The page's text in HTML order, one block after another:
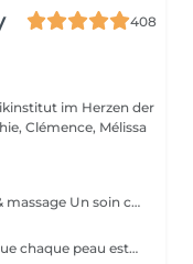
408
im Herzen der
Soin Complet Yoga Facial Rituel visage & massage Un soin complet qui associe les étapes essentielles d'un soin du visage à la puissance du Massage Yoga Facial. Après un nettoyage en profondeur, une exfoliation et un travail ciblé de la peau, le massage vient stimuler les muscles, relancer les circulations et relâcher les tensions du visage. Ce rituel se poursuit par l'application de soins adaptés afin d'hydrater, rééquilibrer et révéler l'éclat naturel de votre peau. Le visage paraît plus lisse, plus lumineux et naturellement redessiné. Un soin idéal pour celles et ceux qui souhaitent allier efficacité, relaxation et résultats visibles. Comme chaque soin chez So'Phy, le protocole est adapté en fonction des besoins de votre peau.
Analyse de peau Première visite Parce que chaque peau est unique, toute première visite commence par une analyse approfondie. Ce diagnostic permet de comprendre l'état de votre peau, ses besoins réels et les déséquilibres éventuels, afin d'adapter votre soin de manière précise et personnalisée. À l'aide d'un appareil de diagnostic et de l'expertise de votre Skin Coach, nous prenons le temps d'observer, d'échanger et de vous guider vers les solutions les plus adaptées. Ce premier rendez-vous est une étape essentielle pour vous offrir des soins réellement efficaces et des résultats durables.